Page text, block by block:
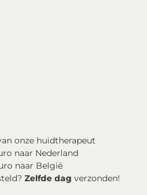
onze huidtherapeut
naar Nederland
naar België
Zelfde dag verzonden!